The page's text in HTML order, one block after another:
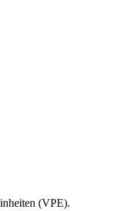
(VPE).